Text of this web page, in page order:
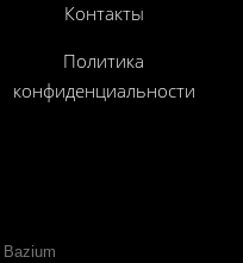
Контакты
Политика
конфиденциальности
Bazium